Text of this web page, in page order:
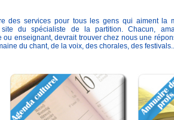
des services pour tous les gens qui aiment la
du spécialiste de la partition. Chacun,
ou enseignant, devrait trouver chez nous une
du chant, de la voix, des chorales, des